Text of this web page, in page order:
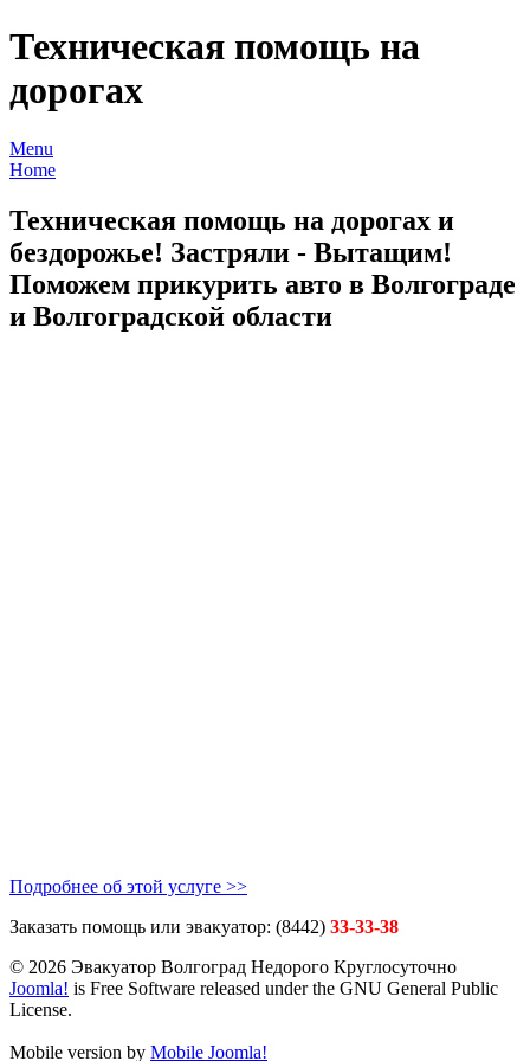
Техническая помощь на
дорогах
Menu
Home
Техническая помощь на дорогах и
бездорожье! Застряли - Вытащим!
Поможем прикурить авто в Волгограде
и Волгоградской области
Подробнее об этой услуге >>
Заказать помощь или эвакуатор: (8442) 33-33-38
© 2026 Эвакуатор Волгоград Недорого Круглосуточно
Joomla! is Free Software released under the GNU General Public
License.
Mobile version by Mobile Joomla!